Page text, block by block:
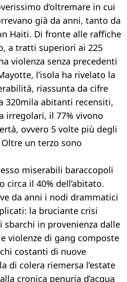
d’oltremare in cui
già da anni, tanto da
Haiti. Di fronte alle raffiche
a tratti superiori ai 225
violenza senza precedenti
l’isola ha rivelato la
riassunta da cifre
320mila abitanti recensiti,
irregolari, il 77% vivono
ovvero 5 volte più degli
un terzo sono
miserabili baraccopoli
circa il 40% dell’abitato.
da anni i nodi drammatici
la bruciante crisi
in provenienza dalle
violenze di gang composte
costanti di nuove
di colera riemersa l’estate
cronica penuria d’acqua